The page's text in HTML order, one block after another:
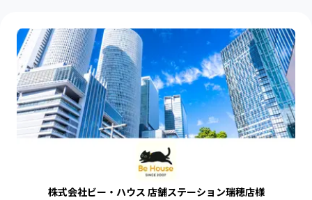
株式会社ビー・ハウス 店舗ステーション瑞穂店様